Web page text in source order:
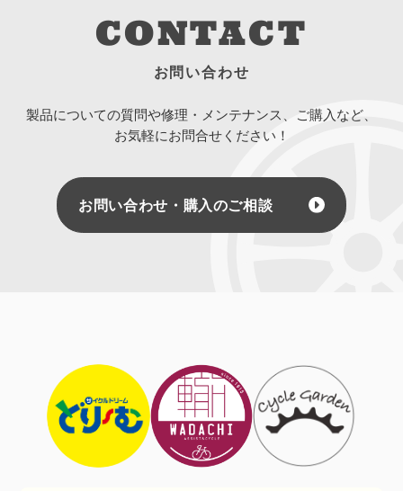
CONTACT
お問い合わせ
製品についての質問や修理・メンテナンス、ご購入など、
お気軽にお問合せください！
お問い合わせ・購入のご相談